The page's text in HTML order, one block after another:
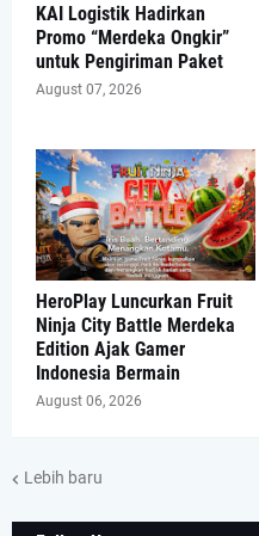
KAI Logistik Hadirkan
Promo “Merdeka Ongkir”
untuk Pengiriman Paket
August 07, 2026
HeroPlay Luncurkan Fruit
Ninja City Battle Merdeka
Edition Ajak Gamer
Indonesia Bermain
August 06, 2026
Lebih baru